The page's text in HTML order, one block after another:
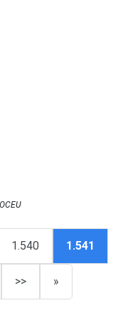
1.540 1.541
>> »